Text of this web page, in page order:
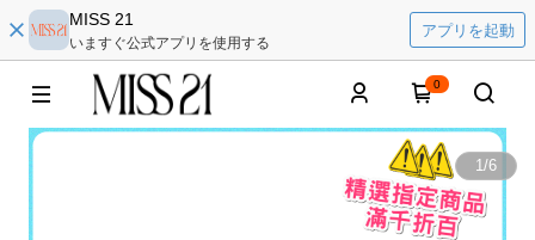
MISS 21
いますぐ公式アプリを使用する
アプリを起動
0
1/6